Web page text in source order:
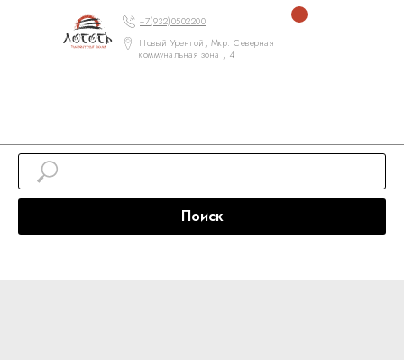
+7(932)0502200
Новый Уренгой, Мкр. Северная
коммунальная зона , 4
Поиск